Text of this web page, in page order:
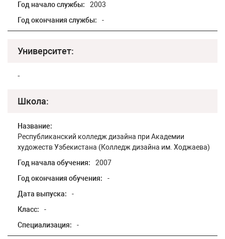
Год начало службы:
2003
Год окончания службы:
-
Университет:
-
Школа:
Название:
Республиканский колледж дизайна при Академии
художеств Узбекистана (Колледж дизайна им. Ходжаева)
Год начала обучения:
2007
Год окончания обучения:
-
Дата выпуска:
-
Класс:
-
Специализация:
-